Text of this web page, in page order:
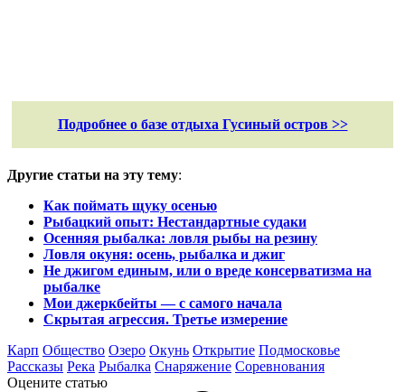
Подробнее о базе отдыха Гусиный остров >>
Другие статьи на эту тему:
Как поймать щуку осенью
Рыбацкий опыт: Нестандартные судаки
Осенняя рыбалка: ловля рыбы на резину
Ловля окуня: осень, рыбалка и джиг
Не джигом единым, или о вреде консерватизма на
рыбалке
Мои джеркбейты — c самого начала
Скрытая агрессия. Третье измерение
Карп Общество Озеро Окунь Открытие Подмосковье
Рассказы Река Рыбалка Снаряжение Соревнования
Оцените статью